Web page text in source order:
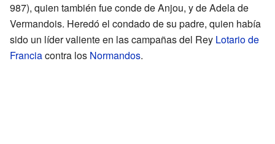
987), quien también fue conde de Anjou, y de Adela de
Vermandois. Heredó el condado de su padre, quien había
sido un líder valiente en las campañas del Rey Lotario de
Franciacontra los Normandos.